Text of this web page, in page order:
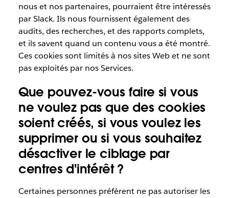
nous et nos partenaires, pourraient être intéressés
par Slack. Ils nous fournissent également des
audits, des recherches, et des rapports complets,
et ils savent quand un contenu vous a été montré.
Ces cookies sont limités à nos sites Web et ne sont
pas exploités par nos Services.
Que pouvez-vous faire si vous
ne voulez pas que des cookies
soient créés, si vous voulez les
supprimer ou si vous souhaitez
désactiver le ciblage par
centres d'intérêt ?
Certaines personnes préfèrent ne pas autoriser les